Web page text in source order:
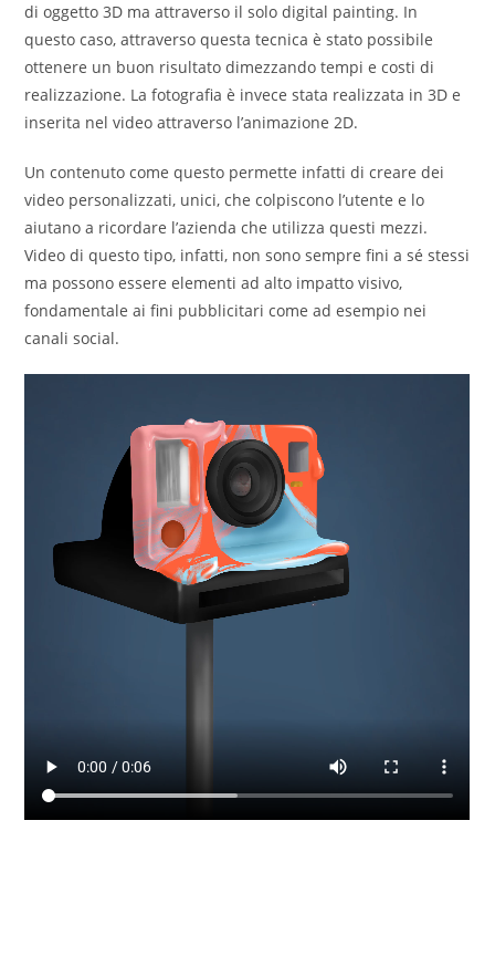
di oggetto 3D ma attraverso il solo digital painting. In
questo caso, attraverso questa tecnica è stato possibile
ottenere un buon risultato dimezzando tempi e costi di
realizzazione. La fotografia è invece stata realizzata in 3D e
inserita nel video attraverso l’animazione 2D.
Un contenuto come questo permette infatti di creare dei
video personalizzati, unici, che colpiscono l’utente e lo
aiutano a ricordare l’azienda che utilizza questi mezzi.
Video di questo tipo, infatti, non sono sempre fini a sé stessi
ma possono essere elementi ad alto impatto visivo,
fondamentale ai fini pubblicitari come ad esempio nei
canali social.